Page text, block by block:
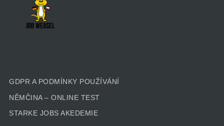
GDPR A PODMÍNKY POUŽÍVÁNÍ
NĚMČINA – ONLINE TEST
STARKE JOBS AKEDEMIE